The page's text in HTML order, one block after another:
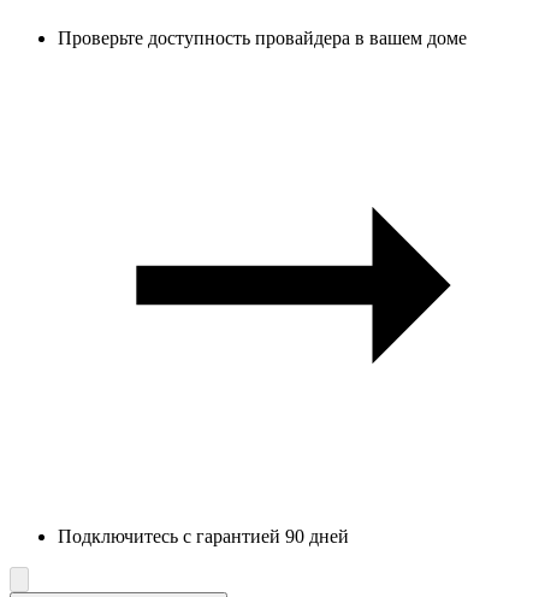
Проверьте доступность провайдера в вашем доме
Подключитесь с гарантией 90 дней